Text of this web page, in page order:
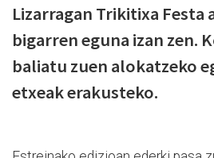
Lizarragan Trikitixa Festa
bigarren eguna izan zen.
baliatu zuen alokatzeko
etxeak erakusteko.